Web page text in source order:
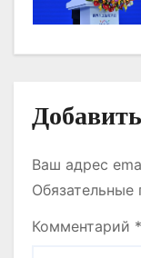
Ваш адрес
Комментарий *